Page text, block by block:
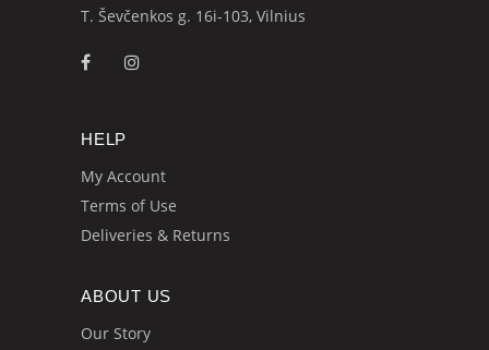
T. Ševčenkos g. 16i-103, Vilnius
HELP
My Account
Terms of Use
Deliveries & Returns
ABOUT US
Our Story